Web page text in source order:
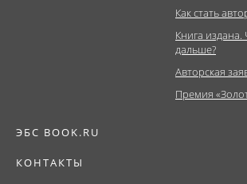
Как стать
Книга издана.
дальше?
Авторская
Премия
ЭБС BOOK.RU
КОНТАКТЫ